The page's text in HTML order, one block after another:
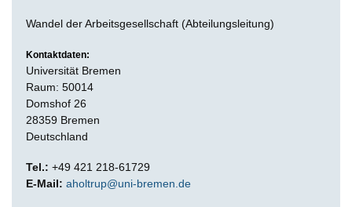
Wandel der Arbeitsgesellschaft (Abteilungsleitung)
Kontaktdaten:
Universität Bremen
Raum: 50014
Domshof 26
28359 Bremen
Deutschland
Tel.: +49 421 218-61729
E-Mail: aholtrup@uni-bremen.de